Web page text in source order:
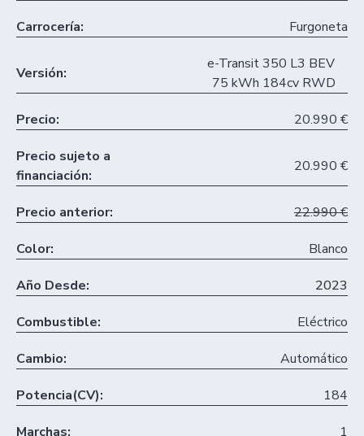
Carrocería: Furgoneta
Versión:
e-Transit 350 L3 BEV
75 kWh 184cv RWD
Precio: 20.990 €
Precio sujeto a
financiación:
20.990 €
Precio anterior: 22.990 €
Color: Blanco
Año Desde: 2023
Combustible: Eléctrico
Cambio: Automático
Potencia(CV): 184
Marchas: 1